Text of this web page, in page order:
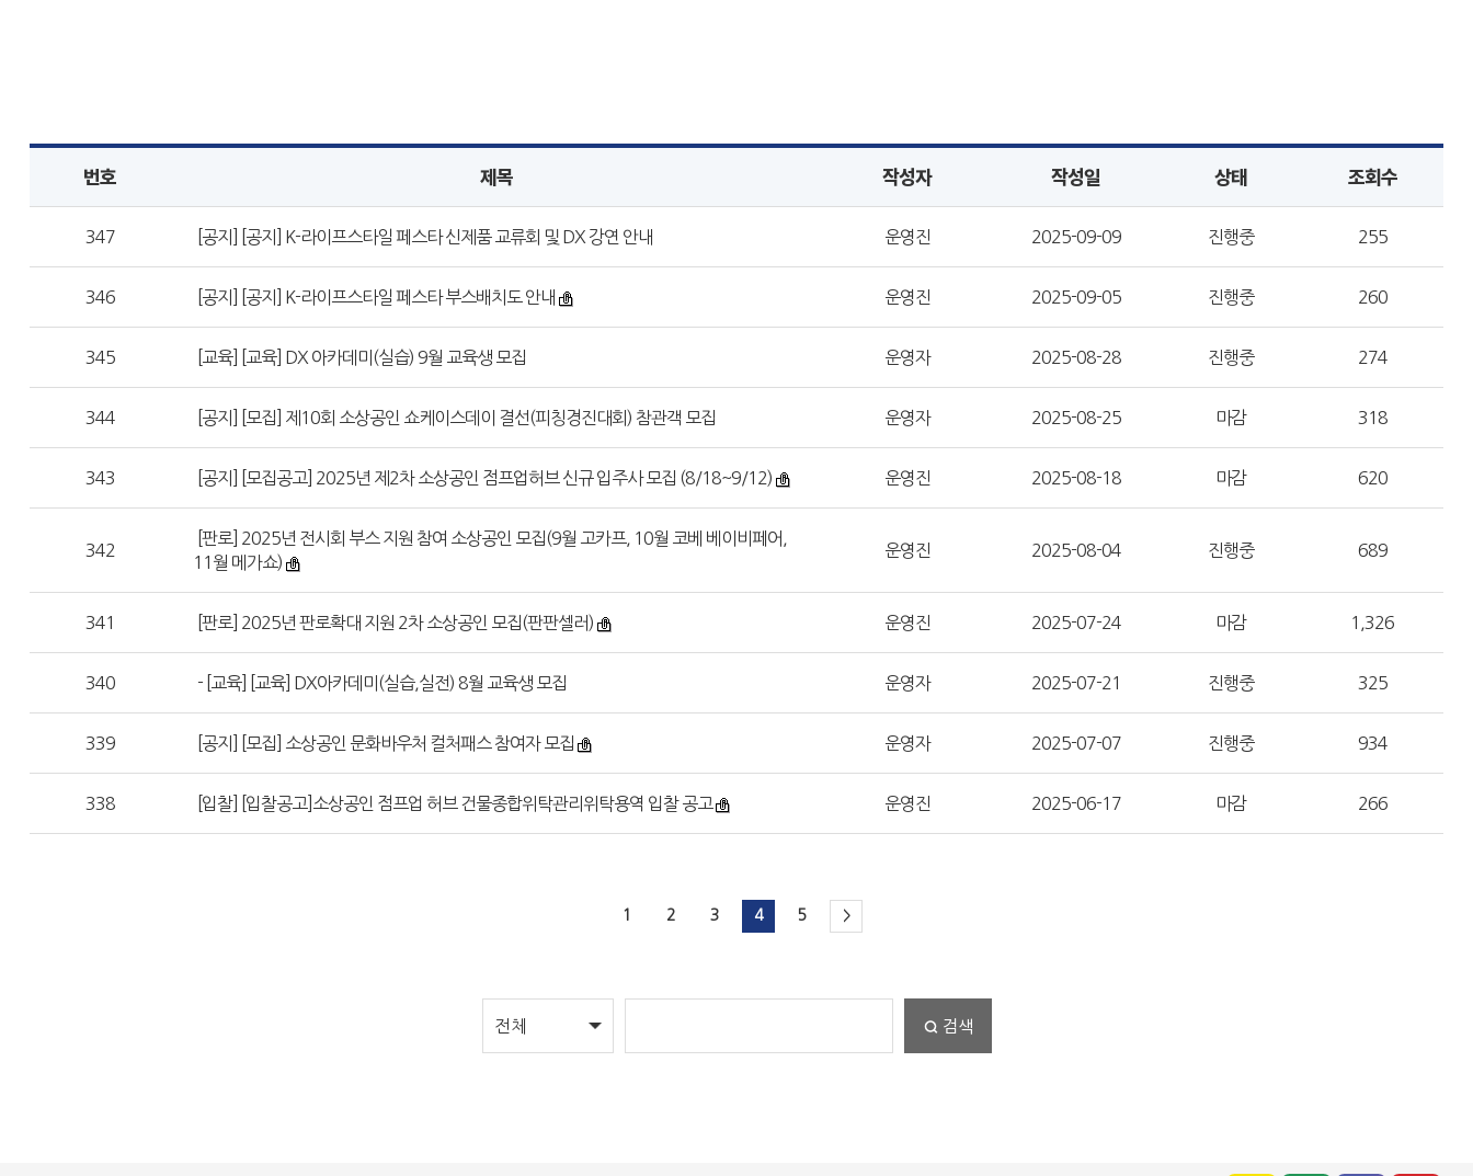
번호 제목 작성자 작성일 상태 조회수
347 [공지] [공지] K-라이프스타일 페스타 신제품 교류회 및 DX 강연 안내 운영진 2025-09-09 진행중 255
346 [공지] [공지] K-라이프스타일 페스타 부스배치도 안내 운영진 2025-09-05 진행중 260
345 [교육] [교육] DX 아카데미(실습) 9월 교육생 모집 운영자 2025-08-28 진행중 274
344 [공지] [모집] 제10회 소상공인 쇼케이스데이 결선(피칭경진대회) 참관객 모집 운영자 2025-08-25 마감 318
343 [공지] [모집공고] 2025년 제2차 소상공인 점프업허브 신규 입주사 모집 (8/18~9/12) 운영진 2025-08-18 마감 620
342
[판로] 2025년 전시회 부스 지원 참여 소상공인 모집(9월 고카프, 10월 코베 베이비페어,
11월 메가쇼)
운영진 2025-08-04 진행중 689
341 [판로] 2025년 판로확대 지원 2차 소상공인 모집(판판셀러) 운영진 2025-07-24 마감 1,326
340 - [교육] [교육] DX아카데미(실습,실전) 8월 교육생 모집 운영자 2025-07-21 진행중 325
339 [공지] [모집] 소상공인 문화바우처 컬처패스 참여자 모집 운영자 2025-07-07 진행중 934
338 [입찰] [입찰공고]소상공인 점프업 허브 건물종합위탁관리위탁용역 입찰 공고 운영진 2025-06-17 마감 266
1 2 3 4 5 >
검색